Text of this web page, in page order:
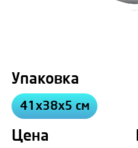
Упаковка
41х38х5 см
Цена